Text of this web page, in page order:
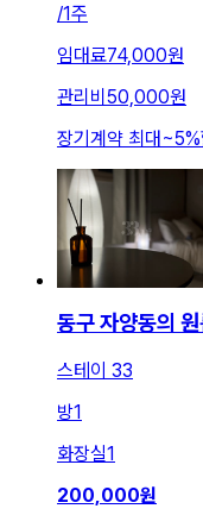
/1주
임대료74,000원
관리비 50,000원
장기계약 최대~5%
동구 자양동의
스테이 33
방1
화장실1
200,000원